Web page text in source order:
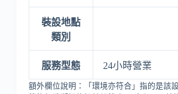
裝設地點
類別
服務型態 24小時營業
額外欄位說明：「環境亦符合」指的是該